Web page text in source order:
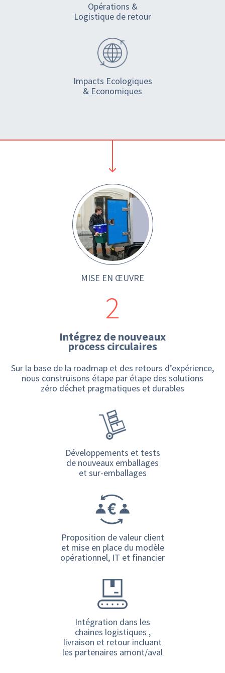
Opérations &
Logistique de retour
Impacts Ecologiques
& Economiques
MISE EN ŒUVRE
2
Intégrez de nouveaux
process circulaires
Sur la base de la roadmap et des retours d’expérience,
nous construisons étape par étape des solutions
zéro déchet pragmatiques et durables
Développements et tests
de nouveaux emballages
et sur-emballages
Proposition de valeur client
et mise en place du modèle
opérationnel, IT et financier
Intégration dans les
chaines logistiques ,
livraison et retour incluant
les partenaires amont/aval